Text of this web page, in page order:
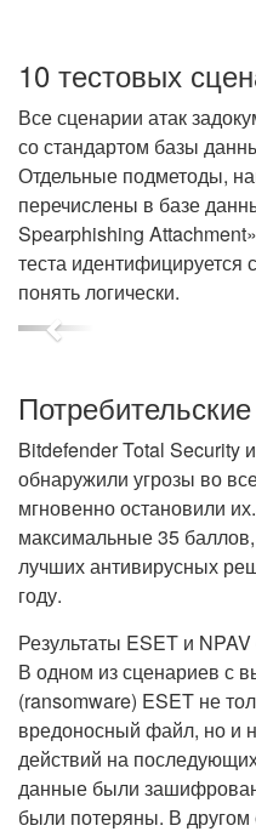
10 тестовых
Все сценарии атак
со стандартом базы
Отдельные подметоды,
перечислены в базе
Spearphishing
теста идентифицируется
понять логически.
Previous
Bitdefender Total Security
обнаружили угрозы во
мгновенно остановили
максимальные 35
лучших антивирусных
году.
Результаты ESET и
В одном из сценариев с
(ransomware) ESET не
вредоносный файл, но и
действий на
данные были
были потеряны. В